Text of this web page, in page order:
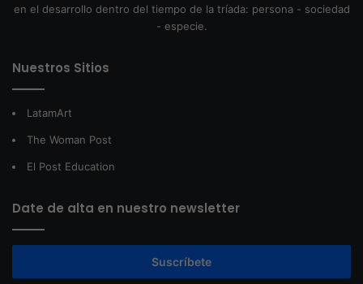
en el desarrollo dentro del tiempo de la tríada: persona - sociedad
- especie.
Nuestros Sitios
LatamArt
The Woman Post
El Post Education
Date de alta en nuestro newsletter
Suscríbete